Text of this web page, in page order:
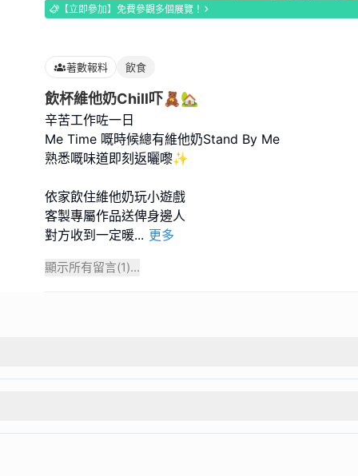
【立即參加】免費參觀多個展覽！
著數報料 飲食
飲杯維他奶Chill吓🧸🏡
辛苦工作咗一日
Me Time 嘅時候總有維他奶Stand By Me
熟悉嘅味道即刻返曬嚟✨
依家飲住維他奶玩小遊戲
客製專屬作品送俾身邊人
對方收到一定暖... 更多
顯示所有留言(1)...